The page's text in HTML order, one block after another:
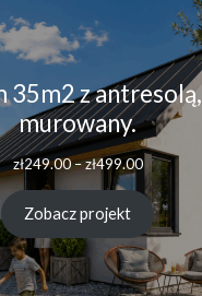
35m2 z antresolą,
murowany.
zł249.00–zł499.00Zakres
cen:
od
zł249.00
do
zł499.00
Zobacz projekt